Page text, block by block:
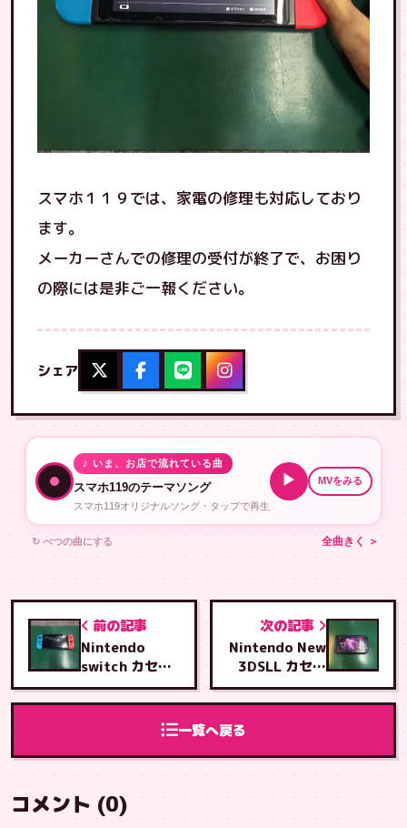
スマホ１１９では、家電の修理も対応しており
ます。
メーカーさんでの修理の受付が終了で、お困り
の際には是非ご一報ください。
シェア
♪ いま、お店で流れている曲
スマホ119のテーマソング
スマホ119オリジナルソング・タップで再生
▶ MVをみる
↻ べつの曲にする 全曲きく ＞
前の記事
Nintendo
switch カセッ
トスロット交換
修理
一覧へ戻る
次の記事
Nintendo New
3DSLL カセッ
トスロット交換
修理
コメント (0)